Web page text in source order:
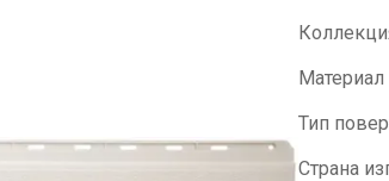
Материал
Тип
Страна